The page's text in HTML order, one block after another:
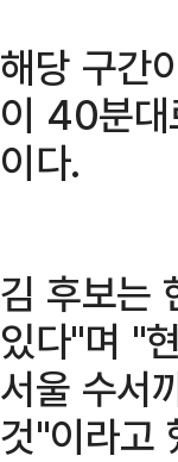
해당 구간
이 40분대
이다.
김 후보는
있다"며 "
서울 수서
것"이라고